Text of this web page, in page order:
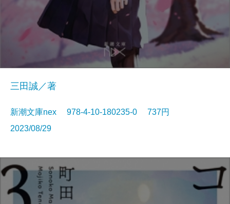
三田誠／著
新潮文庫nex 978-4-10-180235-0 737円
2023/08/29